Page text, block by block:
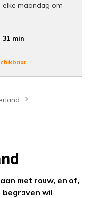
elke maandag om
31 min
met rouw, en of,
begraven wil